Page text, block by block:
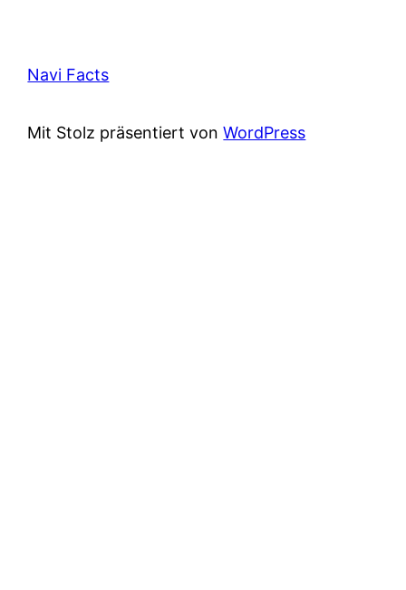
Navi Facts
Mit Stolz präsentiert vonWordPress